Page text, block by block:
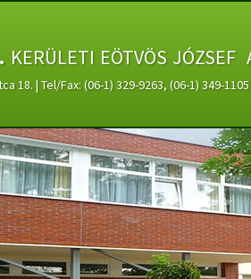
kerületi eötvös
18. | Tel/Fax: (06-1) 329-9263, (06-1) 349-